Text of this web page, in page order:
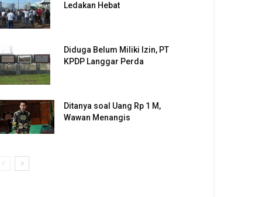
Ledakan Hebat
Diduga Belum Miliki Izin, PT
KPDP Langgar Perda
Ditanya soal Uang Rp 1 M,
Wawan Menangis